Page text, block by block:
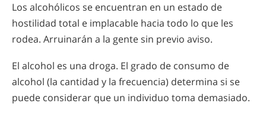
Los alcohólicos se encuentran en un estado de
hostilidad total e implacable hacia todo lo que les
rodea. Arruinarán a la gente sin previo aviso.
El alcohol es una droga. El grado de consumo de
alcohol (la cantidad y la frecuencia) determina si se
puede considerar que un individuo toma demasiado.